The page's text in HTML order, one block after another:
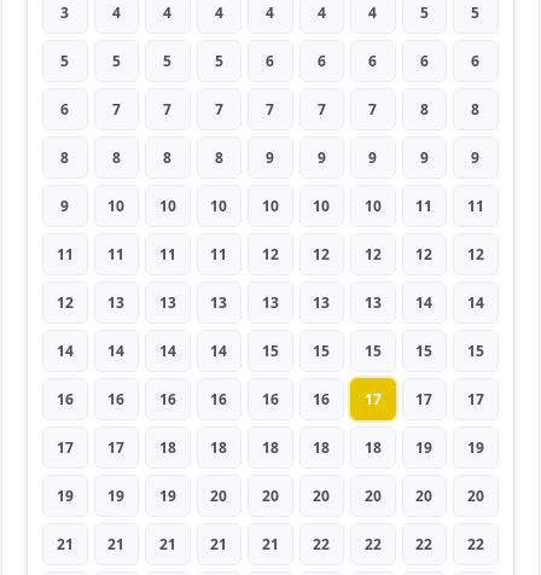
3 4 4 4 4 4 4 5 5
5 5 5 5 6 6 6 6 6
6 7 7 7 7 7 7 8 8
8 8 8 8 9 9 9 9 9
9 10 10 10 10 10 10 11 11
11 11 11 11 12 12 12 12 12
12 13 13 13 13 13 13 14 14
14 14 14 14 15 15 15 15 15
16 16 16 16 16 16 17 17 17
17 17 18 18 18 18 18 19 19
19 19 19 20 20 20 20 20 20
21 21 21 21 21 22 22 22 22